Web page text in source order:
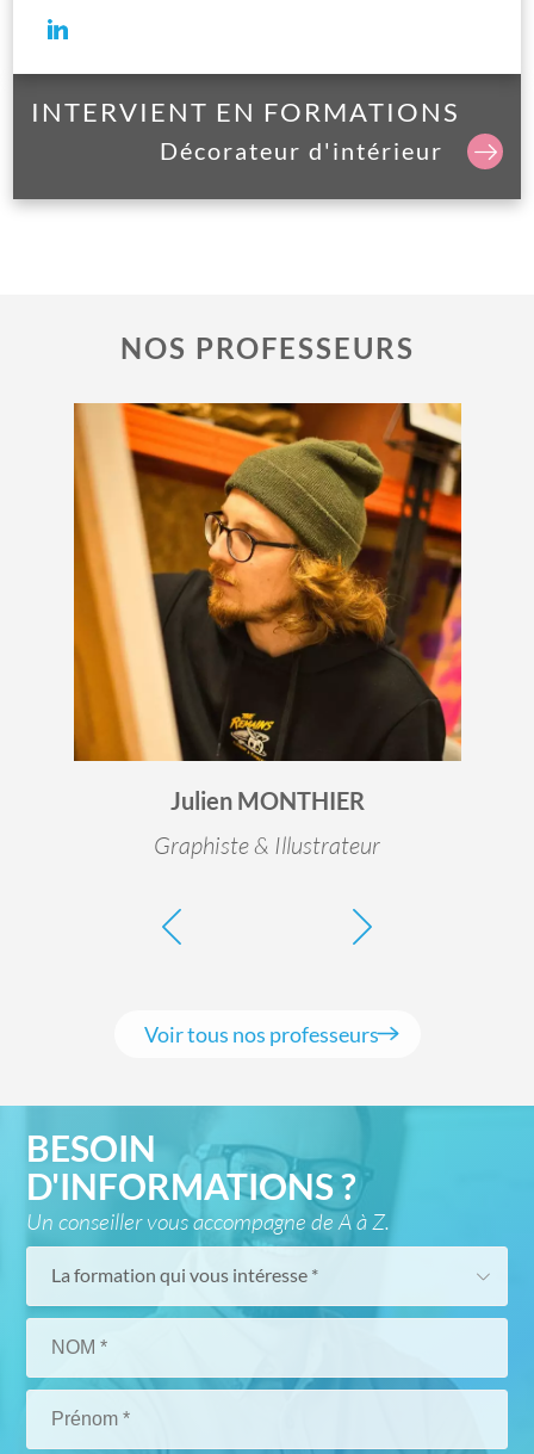
INTERVIENT EN FORMATIONS
Décorateur d'intérieur
NOS PROFESSEURS
Julien MONTHIER
Graphiste & Illustrateur
Voir tous nos professeurs
BESOIN
D'INFORMATIONS ?
Un conseiller vous accompagne de A à Z.
La formation qui vous intéresse *